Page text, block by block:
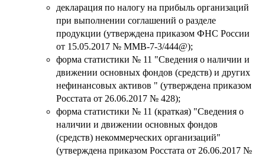
декларация по налогу на прибыль организаций
при выполнении соглашений о разделе
продукции (утверждена приказом ФНС России
от 15.05.2017 № ММВ-7-3/444@);
форма статистики № 11 "Сведения о наличии и
движении основных фондов (средств) и других
нефинансовых активов " (утверждена приказом
Росстата от 26.06.2017 № 428);
форма статистики № 11 (краткая) "Сведения о
наличии и движении основных фондов
(средств) некоммерческих организаций"
(утверждена приказом Росстата от 26.06.2017 №